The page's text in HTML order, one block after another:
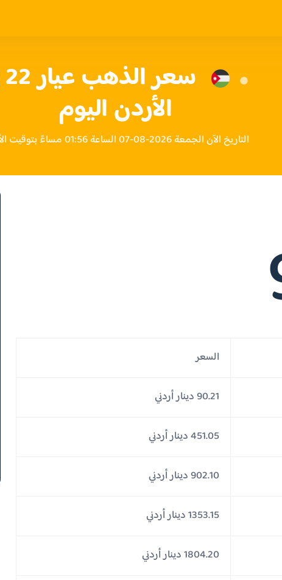
الأردن اليوم
التاريخ الآن الجمعة 2026-08-07 الساعة 01:56 مساءً بتوقيت الأردن
السعر
90.21 دينار أردني
451.05 دينار أردني
902.10 دينار أردني
1353.15 دينار أردني
1804.20 دينار أردني